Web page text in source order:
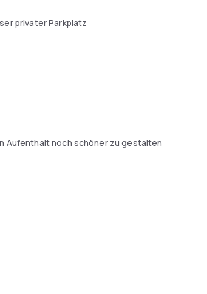
privater Parkplatz
Aufenthalt noch schöner zu gestalten